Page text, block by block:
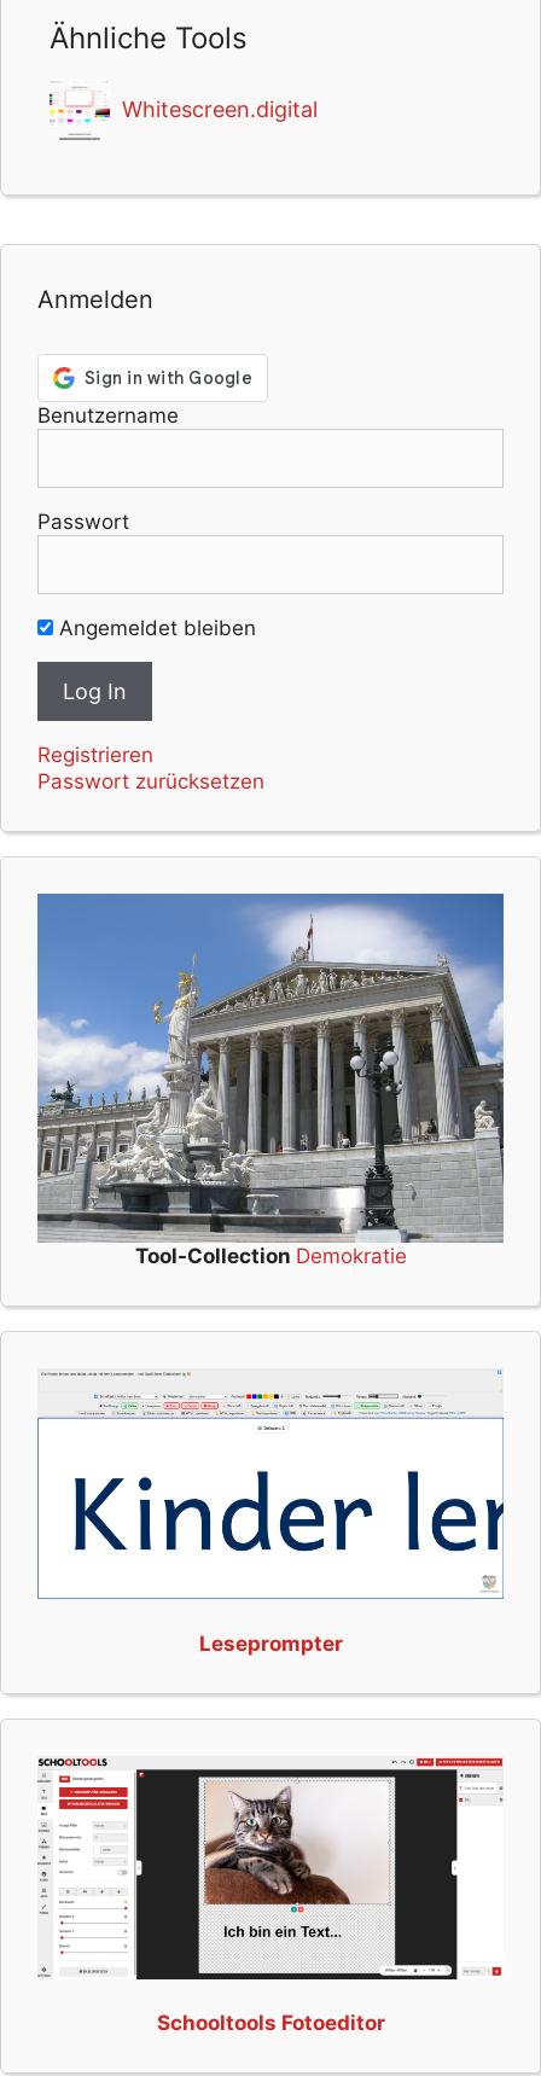
Ähnliche Tools
Whitescreen.digital
Anmelden
Benutzername
Passwort
Angemeldet bleiben
Registrieren
Passwort zurücksetzen
Tool-Collection Demokratie
Leseprompter
Schooltools Fotoeditor